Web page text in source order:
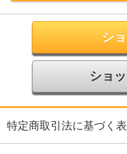
シ
ショ
特定商取引法に基づく表